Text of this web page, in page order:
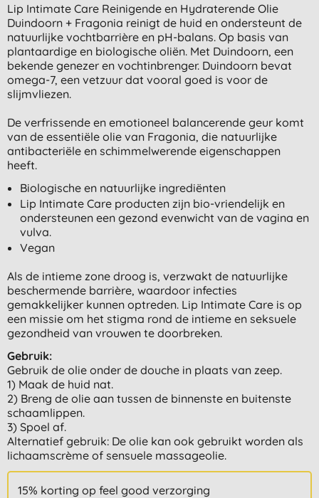
Lip Intimate Care Reinigende en Hydraterende Olie
Duindoorn + Fragonia reinigt de huid en ondersteunt de
natuurlijke vochtbarrière en pH-balans. Op basis van
plantaardige en biologische oliën. Met Duindoorn, een
bekende genezer en vochtinbrenger. Duindoorn bevat
omega-7, een vetzuur dat vooral goed is voor de
slijmvliezen.
De verfrissende en emotioneel balancerende geur komt
van de essentiële olie van Fragonia, die natuurlijke
antibacteriële en schimmelwerende eigenschappen
heeft.
Biologische en natuurlijke ingrediënten
Lip Intimate Care producten zijn bio-vriendelijk en
ondersteunen een gezond evenwicht van de vagina en
vulva.
Vegan
Als de intieme zone droog is, verzwakt de natuurlijke
beschermende barrière, waardoor infecties
gemakkelijker kunnen optreden. Lip Intimate Care is op
een missie om het stigma rond de intieme en seksuele
gezondheid van vrouwen te doorbreken.
Gebruik:
Gebruik de olie onder de douche in plaats van zeep.
1) Maak de huid nat.
2) Breng de olie aan tussen de binnenste en buitenste
schaamlippen.
3) Spoel af.
Alternatief gebruik: De olie kan ook gebruikt worden als
lichaamscrème of sensuele massageolie.
15% korting op feel good verzorging